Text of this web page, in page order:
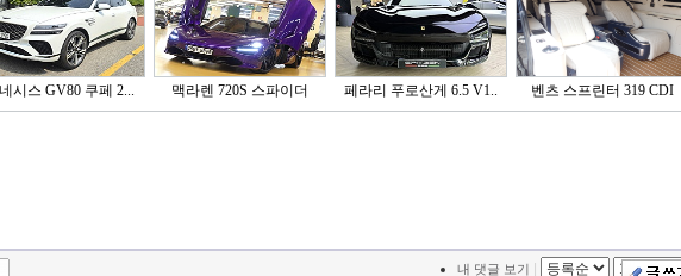
시스 GV80 쿠페 2... 맥라렌 720S 스파이더 페라리 푸로산게 6.5 V1.. 벤츠 스프린터 319 CDI
내 댓글 보기